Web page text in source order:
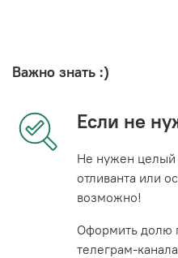
Важно знать :)
Если не
Не нужен целый
отливанта или
возможно!
Оформить долю
телеграм-